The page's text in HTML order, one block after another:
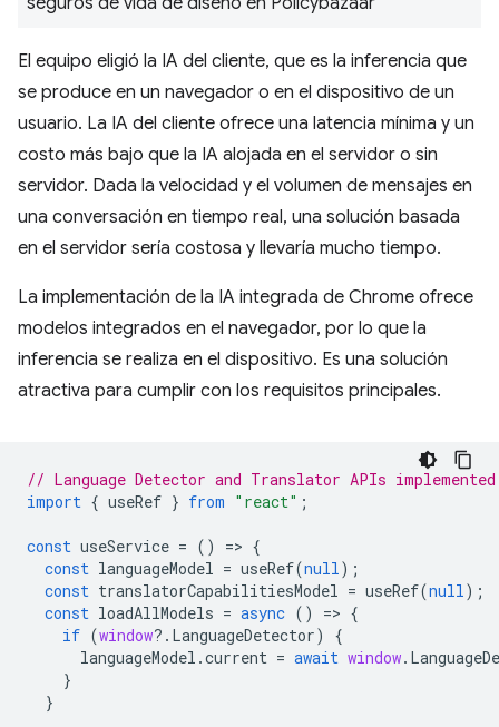
El equipo eligió la IA del cliente, que es la inferencia que
se produce en un navegador o en el dispositivo de un
usuario. La IA del cliente ofrece una latencia mínima y un
costo más bajo que la IA alojada en el servidor o sin
servidor. Dada la velocidad y el volumen de mensajes en
una conversación en tiempo real, una solución basada
en el servidor sería costosa y llevaría mucho tiempo.
La implementación de la IA integrada de Chrome ofrece
modelos integrados en el navegador, por lo que la
inferencia se realiza en el dispositivo. Es una solución
atractiva para cumplir con los requisitos principales.
// Language Detector and Translator APIs
import { useRef } from "react" ;
const useService = () => {
const languageModel = useRef(null);
const translatorCapabilitiesModel = useRef(null);
const loadAllModels = async () => {
if (window? . LanguageDetector)
{
languageModel .current = await window.
}
}